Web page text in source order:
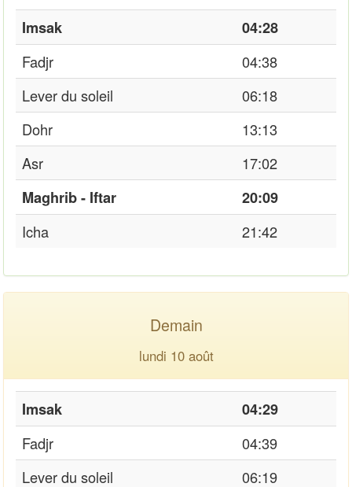
Imsak
04:28
Fadjr
04:38
Lever du soleil
06:18
Dohr
13:13
Asr
17:02
Maghrib - Iftar
20:09
Icha
21:42
Demain
lundi 10 août
Imsak
04:29
Fadjr
04:39
Lever du soleil
06:19